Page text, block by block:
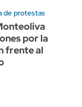
de protestas
por la
frente al